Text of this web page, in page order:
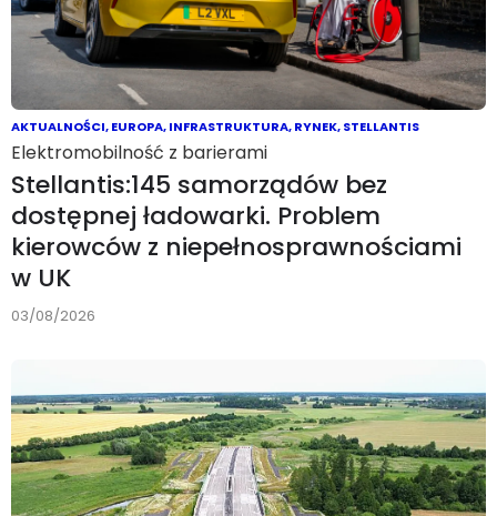
AKTUALNOŚCI,EUROPA,INFRASTRUKTURA,RYNEK,STELLANTIS
Elektromobilność z barierami
Stellantis:145 samorządów bez
dostępnej ładowarki. Problem
kierowców z niepełnosprawnościami
w UK
03/08/2026